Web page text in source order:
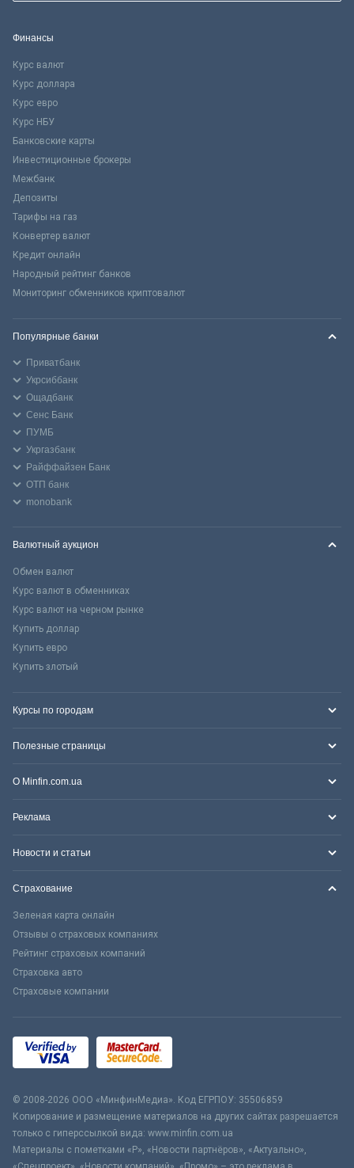
Финансы
Курс валют
Курс доллара
Курс евро
Курс НБУ
Банковские карты
Инвестиционные брокеры
Межбанк
Депозиты
Тарифы на газ
Конвертер валют
Кредит онлайн
Народный рейтинг банков
Мониторинг обменников криптовалют
Популярные банки
Приватбанк
Укрсиббанк
Ощадбанк
Сенс Банк
ПУМБ
Укргазбанк
Райффайзен Банк
ОТП банк
monobank
Валютный аукцион
Обмен валют
Курс валют в обменниках
Курс валют на черном рынке
Купить доллар
Купить евро
Купить злотый
Курсы по городам
Полезные страницы
О Minfin.com.ua
Реклама
Новости и статьи
Страхование
Зеленая карта онлайн
Отзывы о страховых компаниях
Рейтинг страховых компаний
Страховка авто
Страховые компании
© 2008-2026 ООО «МинфинМедиа». Код ЕГРПОУ: 35506859
Копирование и размещение материалов на других сайтах разрешается
только с гиперссылкой вида: www.minfin.com.ua
Материалы с пометками «Р», «Новости партнёров», «Актуально»,